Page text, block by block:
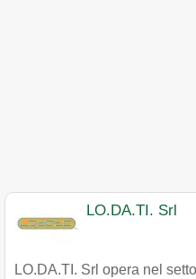
LO.DA.TI. Srl
LO.DA.TI. Srl opera nel